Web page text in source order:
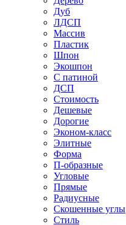
Дуб
ЛДСП
Массив
Пластик
Шпон
Экошпон
С патиной
ДСП
Стоимость
Дешевые
Дорогие
Эконом-класс
Элитные
Форма
П-образные
Угловые
Прямые
Радиусные
Скошенные углы
Стиль